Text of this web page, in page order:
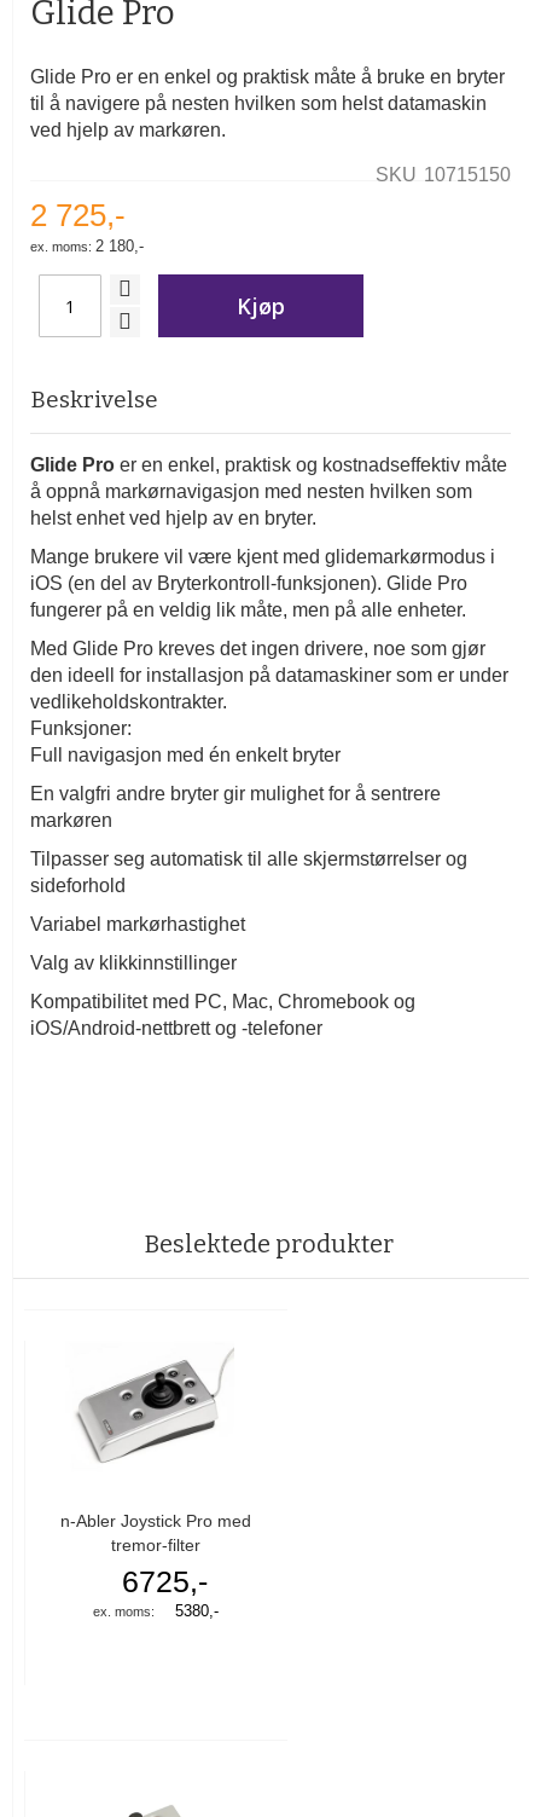
av
Glide Pro
Glide Pro er en enkel og praktisk måte å bruke en bryter
til å navigere på nesten hvilken som helst datamaskin
ved hjelp av markøren.
SKU 10715150
2 725,-
2 180,-
Kjøp
Beskrivelse
Glide Pro er en enkel, praktisk og kostnadseffektiv måte
å oppnå markørnavigasjon med nesten hvilken som
helst enhet ved hjelp av en bryter.
Mange brukere vil være kjent med glidemarkørmodus i
iOS (en del av Bryterkontroll-funksjonen). Glide Pro
fungerer på en veldig lik måte, men på alle enheter.
Med Glide Pro kreves det ingen drivere, noe som gjør
den ideell for installasjon på datamaskiner som er under
vedlikeholdskontrakter.
Funksjoner:
Full navigasjon med én enkelt bryter
En valgfri andre bryter gir mulighet for å sentrere
markøren
Tilpasser seg automatisk til alle skjermstørrelser og
sideforhold
Variabel markørhastighet
Valg av klikkinnstillinger
Kompatibilitet med PC, Mac, Chromebook og
iOS/Android-nettbrett og -telefoner
Beslektede produkter
n-Abler Joystick Pro med
tremor-filter
6725,-
5380,-